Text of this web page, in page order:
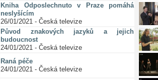
Kniha Odposlechnuto v Praze pomáhá
neslyšícím
26/01/2021 - Česká televize
Původ znakových jazyků a jejich
budoucnost
24/01/2021 - Česká televize
Raná péče
24/01/2021 - Česká televize